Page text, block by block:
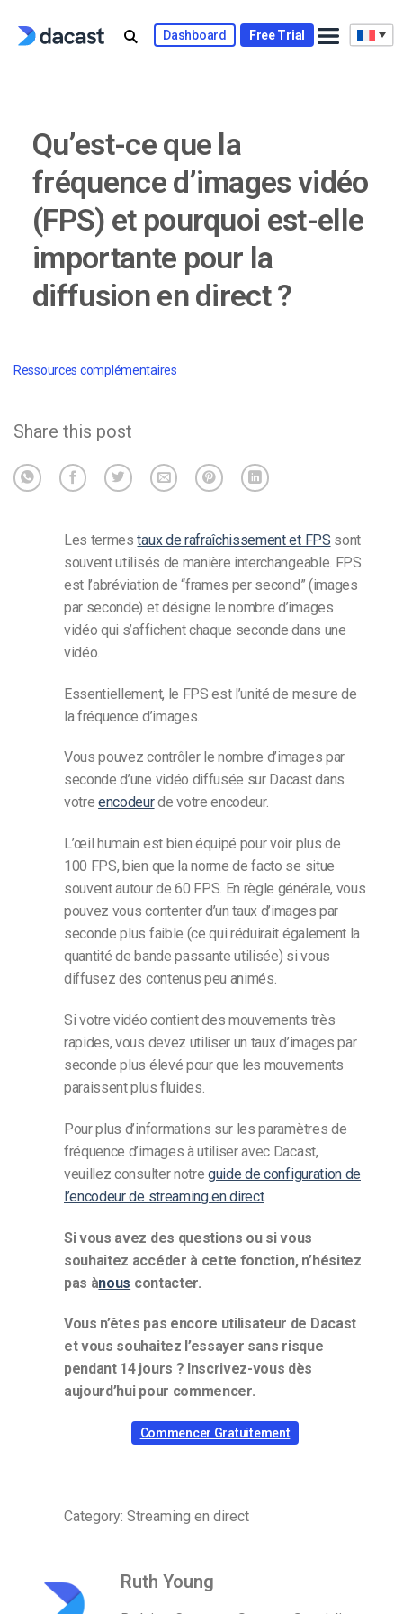
Dashboard Free Trial
Qu’est-ce que la
fréquence d’images vidéo
(FPS) et pourquoi est-elle
importante pour la
diffusion en direct ?
Ressources complémentaires
Share this post
Les termestaux de rafraîchissement et FPS sont
souvent utilisés de manière interchangeable. FPS
est l’abréviation de “frames per second” (images
par seconde) et désigne le nombre d’images
vidéo qui s’affichent chaque seconde dans une
vidéo.
Essentiellement, le FPS est l’unité de mesure de
la fréquence d’images.
Vous pouvez contrôler le nombre d’images par
seconde d’une vidéo diffusée sur Dacast dans
votreencodeurde votre encodeur.
L’œil humain est bien équipé pour voir plus de
100 FPS, bien que la norme de facto se situe
souvent autour de 60 FPS. En règle générale, vous
pouvez vous contenter d’un taux d’images par
seconde plus faible (ce qui réduirait également la
quantité de bande passante utilisée) si vous
diffusez des contenus peu animés.
Si votre vidéo contient des mouvements très
rapides, vous devez utiliser un taux d’images par
seconde plus élevé pour que les mouvements
paraissent plus fluides.
Pour plus d’informations sur les paramètres de
fréquence d’images à utiliser avec Dacast,
veuillez consulter notre guide de configuration de
l’encodeur de streaming en direct.
Si vous avez des questions ou si vous
souhaitez accéder à cette fonction, n’hésitez
pas ànous contacter.
Vous n’êtes pas encore utilisateur de Dacast
et vous souhaitez l’essayer sans risque
pendant 14 jours ? Inscrivez-vous dès
aujourd’hui pour commencer.
Commencer Gratuitement
Category: Streaming en direct
Ruth Young